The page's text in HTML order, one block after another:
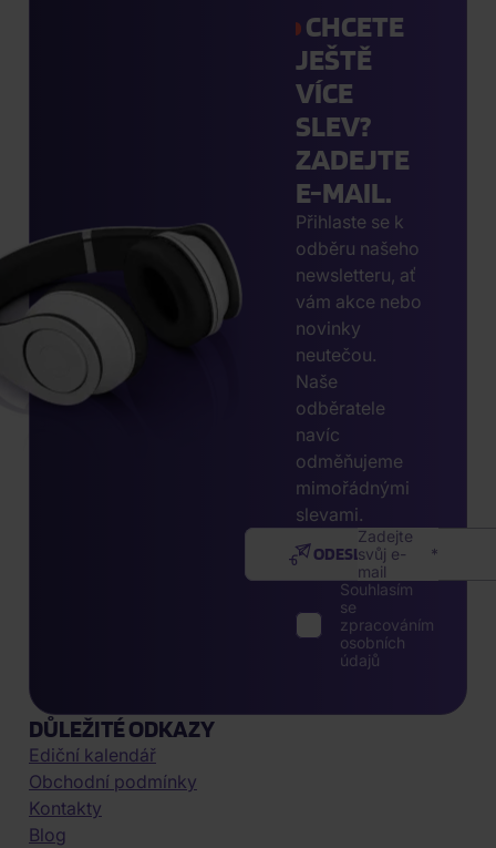
CHCETE
JEŠTĚ
VÍCE
SLEV?
ZADEJTE
E-MAIL.
Přihlaste se k
odběru našeho
newsletteru, ať
vám akce nebo
novinky
neutečou.
Naše
odběratele
navíc
odměňujeme
mimořádnými
slevami.
Zadejte
svůj e-
mail
ODESLAT
Souhlasím
se
zpracováním
osobních
údajů
DŮLEŽITÉ ODKAZY
Ediční kalendář
Obchodní podmínky
Kontakty
Blog